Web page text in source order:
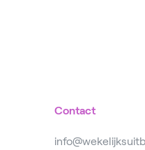
Contact